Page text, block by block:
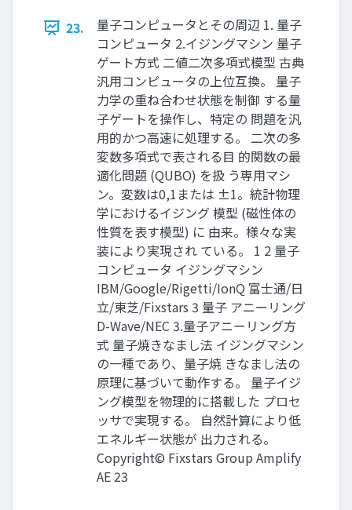
23.
量子コンピュータとその周辺 1. 量子
コンピュータ 2.イジングマシン 量子
ゲート方式 二値二次多項式模型 古典
汎用コンピュータの上位互換。 量子
力学の重ね合わせ状態を制御 する量
子ゲートを操作し、特定の 問題を汎
用的かつ高速に処理する。 二次の多
変数多項式で表される目 的関数の最
適化問題 (QUBO) を扱 う専用マシ
ン。変数は0,1または ±1。統計物理
学におけるイジング 模型 (磁性体の
性質を表す模型) に 由来。様々な実
装により実現され ている。 1 2 量子
コンピュータ イジングマシン
IBM/Google/Rigetti/IonQ 富士通/日
立/東芝/Fixstars 3 量子 アニーリング
D-Wave/NEC 3.量子アニーリング方
式 量子焼きなまし法 イジングマシン
の一種であり、量子焼 きなまし法の
原理に基づいて動作する。 量子イジ
ング模型を物理的に搭載した プロセ
ッサで実現する。 自然計算により低
エネルギー状態が 出力される。
Copyright© Fixstars Group Amplify
AE 23